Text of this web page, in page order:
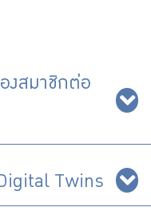
องสมาชิกต่อ
Twins